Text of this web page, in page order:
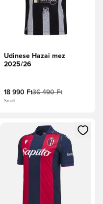
Udinese Hazai mez
2025/26
18 990 Ft36 490 Ft
Small
vagy a tagként
Megnyit egy modált a